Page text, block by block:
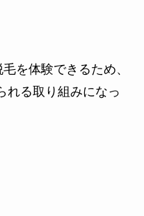
を体験できるため、
れる取り組みになっ